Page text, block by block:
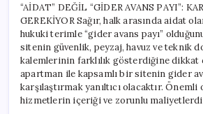
“AİDAT” DEĞİL “GİDER AVANS PAYI”:
GEREKİYOR Sağır, halk arasında aidat
hukuki terimle “gider avans payı”
sitenin güvenlik, peyzaj, havuz ve teknik
kalemlerinin farklılık gösterdiğine dikkat
apartman ile kapsamlı bir sitenin gider
karşılaştırmak yanıltıcı olacaktır. Önemli
hizmetlerin içeriği ve zorunlu